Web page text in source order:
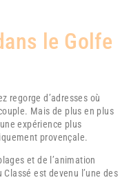
le Golfe
regorge d’adresses où
Mais de plus en plus
expérience plus
provençale.
et de l’animation
Classé est devenu l’une des